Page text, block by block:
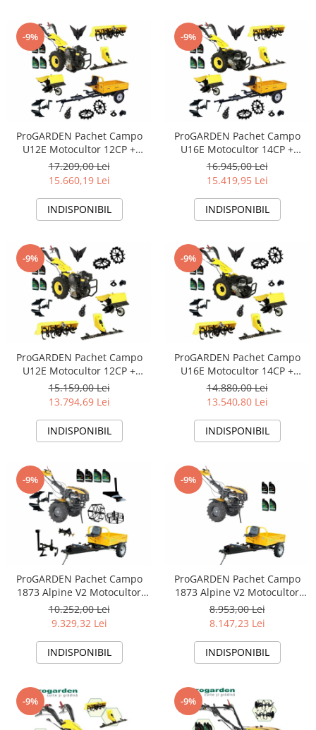
-9%
ProGARDEN Pachet Campo
U12E Motocultor 12CP +
RM500C Remorca 500Kg +
BC120M Bara cosire + 3xPlug
+ FT90 Freza tractata + 2xRoti
metalice RM47 + 2xCuple + 4L
Ulei
17.209,00 Lei
15.660,19 Lei
INDISPONIBIL
-9%
ProGARDEN Pachet Campo
U16E Motocultor 14CP +
RM500C Remorca 500Kg +
BC120M Bara cosire + 3xPlug
+ FT90 Freza tractata + 2xRoti
metalice RM47 + 2xCuple + 4L
Ulei
16.945,00 Lei
15.419,95 Lei
INDISPONIBIL
-9%
ProGARDEN Pachet Campo
U12E Motocultor 12CP +
BC120M Bara cosire + 3xPlug
+ FT90 Freza tractata + 2xRoti
metalice RM47 + 2xCuple + 4L
Ulei
15.159,00 Lei
13.794,69 Lei
INDISPONIBIL
-9%
ProGARDEN Pachet Campo
U16E Motocultor 14CP +
BC120M Bara cosire + 3xPlug
+ FT90 Freza tractata + 2xRoti
metalice RM47 + 2xCuple + 4L
Ulei
14.880,00 Lei
13.540,80 Lei
INDISPONIBIL
-9%
ProGARDEN Pachet Campo
1873 Alpine V2 Motocultor
18CP + RM500T Remorca +
2xPlug + Prasitoare + Adaptor
Ulei
10.252,00 Lei
9.329,32 Lei
INDISPONIBIL
-9%
ProGARDEN Pachet Campo
1873 Alpine V2 Motocultor
18CP + RM500T Remorca + 4L
Ulei
8.953,00 Lei
8.147,23 Lei
INDISPONIBIL
-9% -9%